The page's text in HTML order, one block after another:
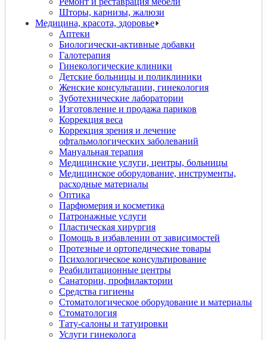
Шторы, карнизы, жалюзи
Медицина, красота, здоровье
Аптеки
Биологически-активные добавки
Галотерапия
Гинекологические клиники
Детские больницы и поликлиники
Женские консультации, гинекология
Зуботехнические лаборатории
Изготовление и продажа париков
Коррекция веса
Коррекция зрения и лечение
офтальмологических заболеваний
Мануальная терапия
Медицинские услуги, центры, больницы
Медицинское оборудование, инструменты,
расходные материалы
Оптика
Парфюмерия и косметика
Патронажные услуги
Пластическая хирургия
Помощь в избавлении от зависимостей
Протезные и ортопедические товары
Психологическое консультирование
Реабилитационные центры
Санатории, профилактории
Средства гигиены
Стоматологическое оборудование и материалы
Стоматология
Тату-салоны и татуировки
Услуги гинеколога